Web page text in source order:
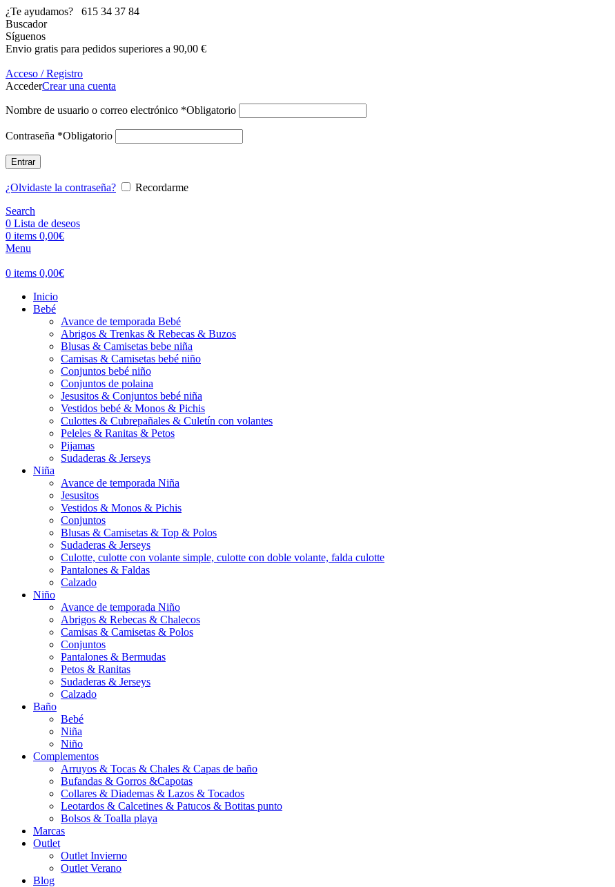
¿Te ayudamos?
615 34 37 84
Buscador
Síguenos
Envio gratis para pedidos superiores a 90,00 €
Acceso / Registro
AccederCrear una cuenta
Nombre de usuario o correo electrónico *Obligatorio
Contraseña *Obligatorio
Entrar
¿Olvidaste la contraseña?
Recordarme
Search
0 Lista de deseos
0 items 0,00€
Menu
0 items 0,00€
Inicio
Bebé
Avance de temporada Bebé
Abrigos & Trenkas & Rebecas & Buzos
Blusas & Camisetas bebe niña
Camisas & Camisetas bebé niño
Conjuntos bebé niño
Conjuntos de polaina
Jesusitos & Conjuntos bebé niña
Vestidos bebé & Monos & Pichis
Culottes & Cubrepañales & Culetín con volantes
Peleles & Ranitas & Petos
Pijamas
Sudaderas & Jerseys
Niña
Avance de temporada Niña
Jesusitos
Vestidos & Monos & Pichis
Conjuntos
Blusas & Camisetas & Top & Polos
Sudaderas & Jerseys
Culotte, culotte con volante simple, culotte con doble volante, falda culotte
Pantalones & Faldas
Calzado
Niño
Avance de temporada Niño
Abrigos & Rebecas & Chalecos
Camisas & Camisetas & Polos
Conjuntos
Pantalones & Bermudas
Petos & Ranitas
Sudaderas & Jerseys
Calzado
Baño
Bebé
Niña
Niño
Complementos
Arruyos & Tocas & Chales & Capas de baño
Bufandas & Gorros &Capotas
Collares & Diademas & Lazos & Tocados
Leotardos & Calcetines & Patucos & Botitas punto
Bolsos & Toalla playa
Marcas
Outlet
Outlet Invierno
Outlet Verano
Blog